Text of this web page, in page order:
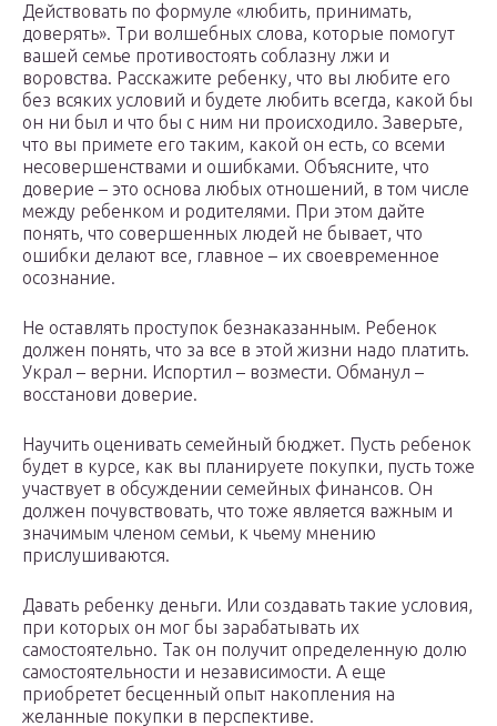
Действовать по формуле «любить, принимать,
доверять». Три волшебных слова, которые помогут
вашей семье противостоять соблазну лжи и
воровства. Расскажите ребенку, что вы любите его
без всяких условий и будете любить всегда, какой бы
он ни был и что бы с ним ни происходило. Заверьте,
что вы примете его таким, какой он есть, со всеми
несовершенствами и ошибками. Объясните, что
доверие – это основа любых отношений, в том числе
между ребенком и родителями. При этом дайте
понять, что совершенных людей не бывает, что
ошибки делают все, главное – их своевременное
осознание.
Не оставлять проступок безнаказанным. Ребенок
должен понять, что за все в этой жизни надо платить.
Украл – верни. Испортил – возмести. Обманул –
восстанови доверие.
Научить оценивать семейный бюджет. Пусть ребенок
будет в курсе, как вы планируете покупки, пусть тоже
участвует в обсуждении семейных финансов. Он
должен почувствовать, что тоже является важным и
значимым членом семьи, к чьему мнению
прислушиваются.
Давать ребенку деньги. Или создавать такие условия,
при которых он мог бы зарабатывать их
самостоятельно. Так он получит определенную долю
самостоятельности и независимости. А еще
приобретет бесценный опыт накопления на
желанные покупки в перспективе.